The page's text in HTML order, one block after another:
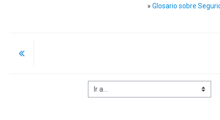
» Glosario sobre